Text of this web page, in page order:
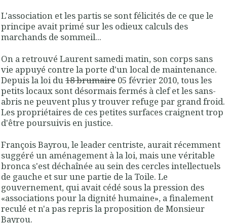
L'association et les partis se sont félicités de ce que le
principe avait primé sur les odieux calculs des
marchands de sommeil...
On a retrouvé Laurent samedi matin, son corps sans
vie appuyé contre la porte d'un local de maintenance.
Depuis la loi du18 brumaire 05 février 2010, tous les
petits locaux sont désormais fermés à clef et les sans-
abris ne peuvent plus y trouver refuge par grand froid.
Les propriétaires de ces petites surfaces craignent trop
d'être poursuivis en justice.
François Bayrou, le leader centriste, aurait récemment
suggéré un aménagement à la loi, mais une véritable
bronca s'est déchaînée au sein des cercles intellectuels
de gauche et sur une partie de la Toile. Le
gouvernement, qui avait cédé sous la pression des
«associations pour la dignité humaine», a finalement
reculé et n'a pas repris la proposition de Monsieur
Bayrou.